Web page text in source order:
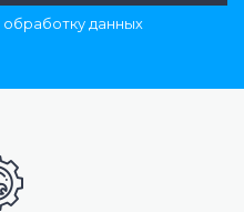
обработку данных